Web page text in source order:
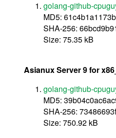
golang-github-
MD5:
SHA-256:
Size: 75.35 kB
Asianux Server 9 for
golang-github-
MD5:
SHA-256:
Size: 750.92 kB